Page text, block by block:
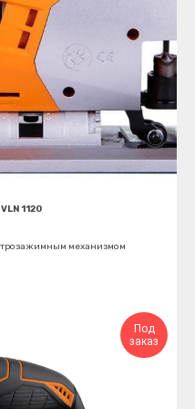
1120
механизмом
Под
заказ